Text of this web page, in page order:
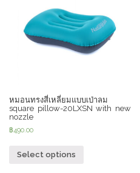
หมอนทรงสี่เหลี่ยมแบบเป่าลม
square pillow-20LXSN with new
nozzle
฿490.00
Select options